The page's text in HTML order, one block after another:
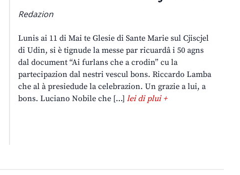
Redazion
Lunis ai 11 di Mai te Glesie di Sante Marie sul Cjiscjel
di Udin, si è tignude la messe par ricuardâ i 50 agns
dal document “Ai furlans che a crodin” cu la
partecipazion dal nestri vescul bons. Riccardo Lamba
che al à presiedude la celebrazion. Un grazie a lui, a
bons. Luciano Nobile che […]lei di plui +